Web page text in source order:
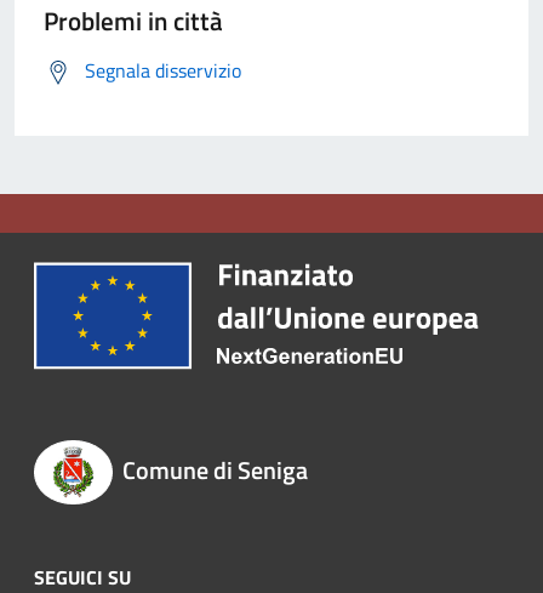
Problemi in città
Segnala disservizio
Comune di Seniga
SEGUICI SU